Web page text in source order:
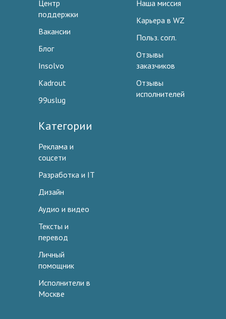
Центр
поддержки
Вакансии
Блог
Insolvo
Kadrout
99uslug
Наша миссия
Карьера в WZ
Польз. согл.
Отзывы
заказчиков
Отзывы
исполнителей
Категории
Реклама и
соцсети
Разработка и IT
Дизайн
Аудио и видео
Тексты и
перевод
Личный
помощник
Исполнители в
Москве